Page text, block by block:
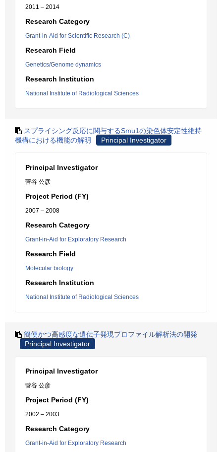
2011 – 2014
Research Category
Grant-in-Aid for Scientific Research (C)
Research Field
Genetics/Genome dynamics
Research Institution
National Institute of Radiological Sciences
スプライシング反応に関与するSmu1の染色体安定性維持
機構における機能の解明
Principal Investigator
Principal Investigator
菅谷 公彦
Project Period (FY)
2007 – 2008
Research Category
Grant-in-Aid for Exploratory Research
Research Field
Molecular biology
Research Institution
National Institute of Radiological Sciences
簡便かつ高感度な遺伝子発現プロファイル解析法の開発
Principal Investigator
Principal Investigator
菅谷 公彦
Project Period (FY)
2002 – 2003
Research Category
Grant-in-Aid for Exploratory Research